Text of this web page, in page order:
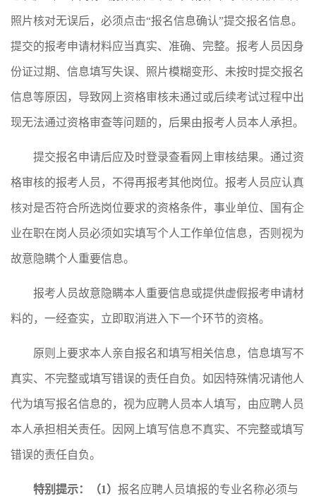
照片核对无误后，必须点击“报名信息确认”提交报名信息。
提交的报考申请材料应当真实、准确、完整。报考人员因身
份证过期、信息填写失误、照片模糊变形、未按时提交报名
信息等原因，导致网上资格审核未通过或后续考试过程中出
现无法通过资格审查等问题的，后果由报考人员本人承担。
提交报名申请后应及时登录查看网上审核结果。通过资
格审核的报考人员，不得再报考其他岗位。报考人员应认真
核对是否符合所选岗位要求的资格条件，事业单位、国有企
业在职在岗人员必须如实填写个人工作单位信息，否则视为
故意隐瞒个人重要信息。
报考人员故意隐瞒本人重要信息或提供虚假报考申请材
料的，一经查实，立即取消进入下一个环节的资格。
原则上要求本人亲自报名和填写相关信息，信息填写不
真实、不完整或填写错误的责任自负。如因特殊情况请他人
代为填写报名信息的，视为应聘人员本人填写，由应聘人员
本人承担相关责任。因网上填写信息不真实、不完整或填写
错误的责任自负。
特别提示：（1） 报名应聘人员填报的专业名称必须与